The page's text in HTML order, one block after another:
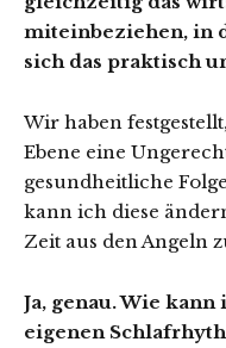
miteinbeziehen, in
sich das praktisch
Wir haben
Ebene eine
gesundheitliche
kann ich diese
Zeit aus den Angeln
Ja, genau. Wie
eigenen